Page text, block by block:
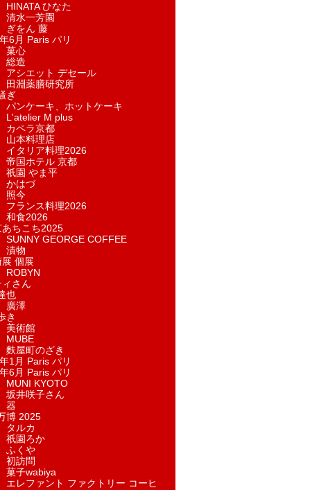
ひなた
水一芳園
をん 藤
6月 Paris パリ
菓​心
総造
シエット デセール
淵薬膳研究所
ぎ
ンケーキ、ホットケーキ
M plus
ペラ京都
本料理店
タリア料理2026
国ホテル 京都
園 やま平
かはづ
照今
ランス料理2026
食2026
ちこち2025
GEORGE COFFEE
漬物
個展
さん
也
廣澤
き
美術館
MUBE
屋町のざき
1月 Paris パリ
6月 Paris パリ
KYOTO
井咲子さん
器
博 2025
ルカ
園ろか
ふくや
訪問
子wabiya
レファント ファクトリー コーヒ